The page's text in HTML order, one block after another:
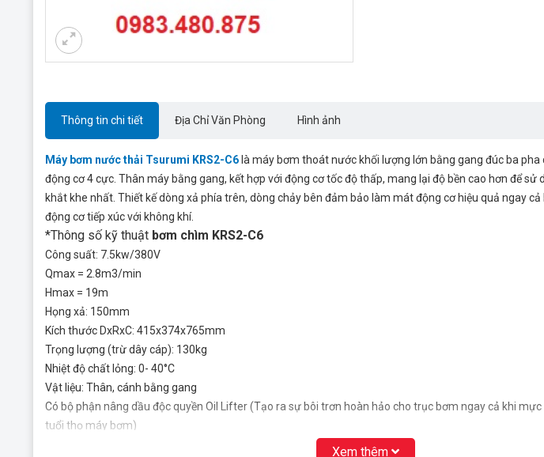
Thông tin chi tiết Địa Chỉ Văn Phòng Hình ảnh
Máy bơm nước thải Tsurumi KRS2-C6 là máy bơm thoát nước khối lượng lớn bằng gang đúc ba pha
động cơ 4 cực. Thân máy bằng gang, kết hợp với động cơ tốc độ thấp, mang lại độ bền cao hơn để sử
khắt khe nhất. Thiết kế dòng xả phía trên, dòng chảy bên đảm bảo làm mát động cơ hiệu quả ngay
động cơ tiếp xúc với không khí.
*Thông số kỹ thuật bơm chìm KRS2-C6
Công suất: 7.5kw/380V
Qmax = 2.8m3/min
Hmax = 19m
Họng xả: 150mm
Kích thước DxRxC: 415x374x765mm
Trọng lượng (trừ dây cáp): 130kg
Nhiệt độ chất lỏng: 0- 40°C
Vật liệu: Thân, cánh bằng gang
Có bộ phận nâng dầu độc quyền Oil Lifter (Tạo ra sự bôi trơn hoàn hảo cho trục bơm ngay cả khi
tuổi thọ máy bơm)
Xem thêm